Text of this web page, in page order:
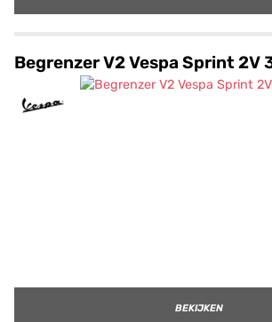
Begrenzer V2 Vespa Sprint 2V
BEKIJKEN